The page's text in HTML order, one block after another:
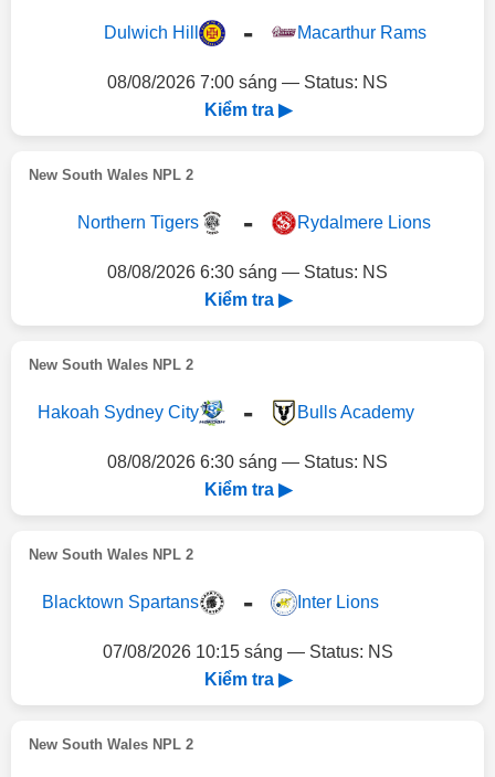
Dulwich Hill - Macarthur Rams
08/08/2026 7:00 sáng — Status: NS
Kiểm tra ▶
New South Wales NPL 2
Northern Tigers - Rydalmere Lions
08/08/2026 6:30 sáng — Status: NS
Kiểm tra ▶
New South Wales NPL 2
Hakoah Sydney City - Bulls Academy
08/08/2026 6:30 sáng — Status: NS
Kiểm tra ▶
New South Wales NPL 2
Blacktown Spartans - Inter Lions
07/08/2026 10:15 sáng — Status: NS
Kiểm tra ▶
New South Wales NPL 2